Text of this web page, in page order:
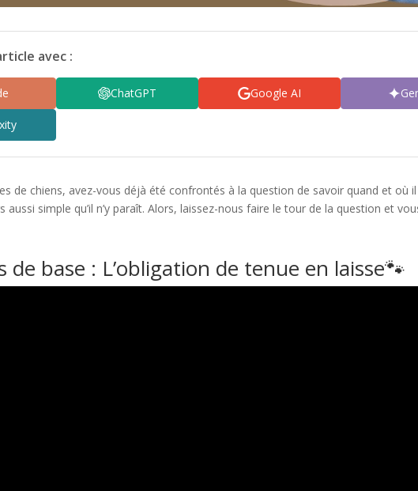
avec :
ChatGPT Google AI
de chiens, avez-vous déjà été confrontés à la question de savoir quand et où
aussi simple qu’il n’y paraît. Alors, laissez-nous faire le tour de la question et
de base : L’obligation de tenue en laisse🐾​​